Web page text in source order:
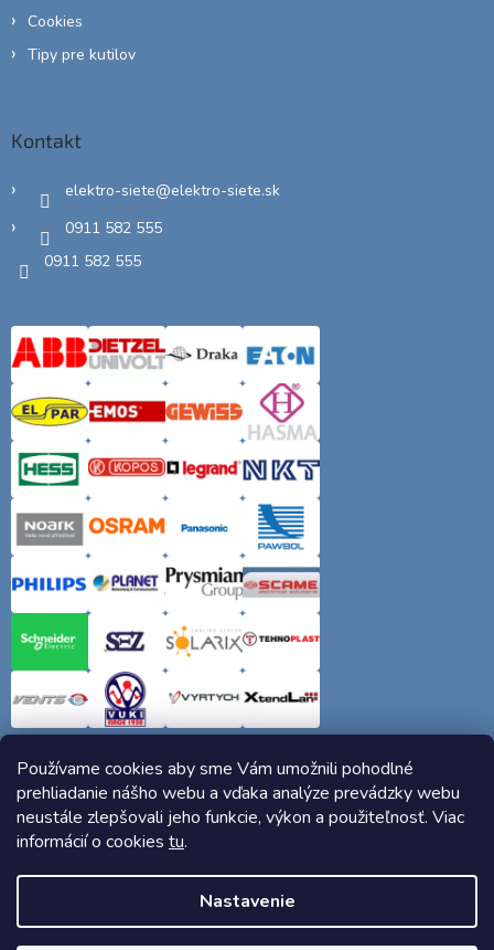
Používame cookies aby sme Vám umožnili pohodlné
prehliadanie nášho webu a vďaka analýze prevádzky webu
neustále zlepšovali jeho funkcie, výkon a použiteľnosť. Viac
informácií o cookies tu.
Nastavenie
Cookies
Tipy pre kutilov
Kontakt
elektro-siete@elektro-siete.sk
0911 582 555
0911 582 555
Copyright 2026Elektro-siete.sk. Všetky práva vyhradené.
Vytvoril Shoptet